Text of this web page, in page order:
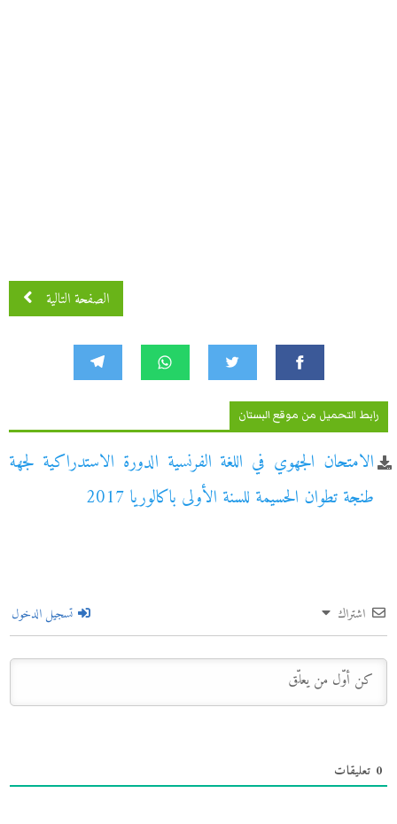
الصفحة التالية
رابط التحميل من موقع البستان
الامتحان الجهوي في اللغة الفرنسية الدورة الاستدراكية لجهة
طنجة تطوان الحسيمة للسنة الأولى باكالوريا 2017
اشتراك تسجيل الدخول
0 تعليقات